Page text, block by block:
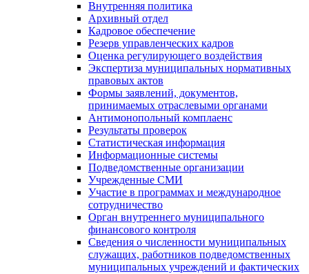
Внутренняя политика
Архивный отдел
Кадровое обеспечение
Резерв управленческих кадров
Оценка регулирующего воздействия
Экспертиза муниципальных нормативных
правовых актов
Формы заявлений, документов,
принимаемых отраслевыми органами
Антимонопольный комплаенс
Результаты проверок
Статистическая информация
Информационные системы
Подведомственные организации
Учрежденные СМИ
Участие в программах и международное
сотрудничество
Орган внутреннего муниципального
финансового контроля
Сведения о численности муниципальных
служащих, работников подведомственных
муниципальных учреждений и фактических